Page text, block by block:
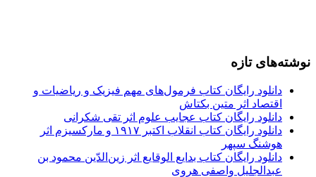
نوشته‌های تازه
دانلود رایگان کتاب فرمول‌های مهم فیزیک و ریاضیات و
اقتصاد اثر متین بکتاش
دانلود رایگان کتاب عجایب علوم اثر تقی شکرانی
دانلود رایگان کتاب انقلاب اکتبر ۱۹۱۷ و مارکسیزم اثر
هوشنگ سپهر
دانلود رایگان کتاب بدایع الوقایع اثر زین‌الدّین محمود بن
عبدالجلیل واصفی هروی